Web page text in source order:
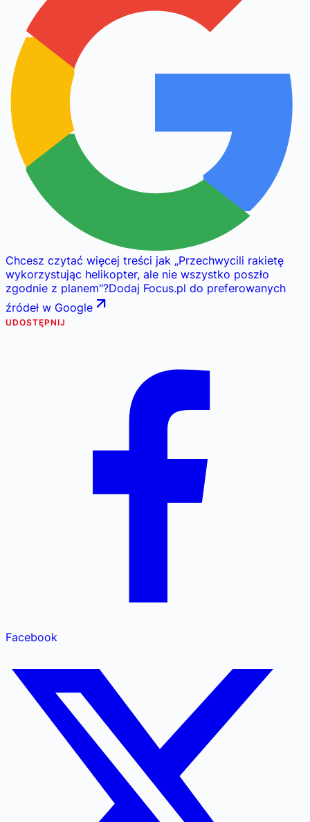
Chcesz czytać więcej treści jak „Przechwycili rakietę
wykorzystując helikopter, ale nie wszystko poszło
zgodnie z planem"?Dodaj Focus.pl do preferowanych
źródeł w Google
UDOSTĘPNIJ
Facebook